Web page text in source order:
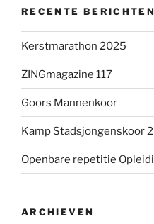
RECENTE BERICHTEN
Kerstmarathon 2025
ZINGmagazine 117
Goors Mannenkoor
Kamp Stadsjongenskoor
Openbare repetitie
ARCHIEVEN